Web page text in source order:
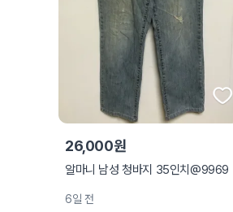
26,000원
알마니 남성 청바지 35인치@9969
6일 전